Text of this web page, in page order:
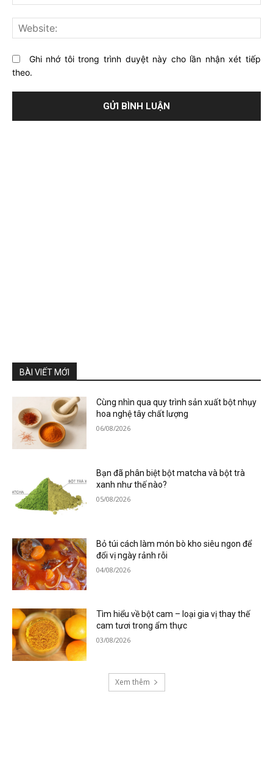
viết
này?
Ghi nhớ tôi trong trình duyệt này cho lần nhận xét tiếp
theo.
BÀI VIẾT MỚI
Cùng nhìn qua quy trình sản xuất bột nhụy
hoa nghệ tây chất lượng
06/08/2026
Bạn đã phân biệt bột matcha và bột trà
xanh như thế nào?
05/08/2026
Bỏ túi cách làm món bò kho siêu ngon để
đổi vị ngày rảnh rỗi
04/08/2026
Tìm hiểu về bột cam – loại gia vị thay thế
cam tươi trong ẩm thực
03/08/2026
Xem thêm